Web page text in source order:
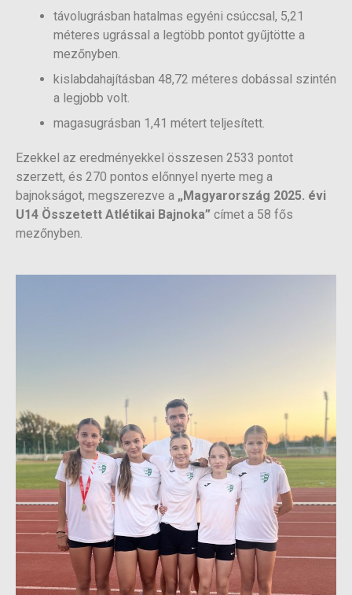
távolugrásban hatalmas egyéni csúccsal, 5,21
méteres ugrással a legtöbb pontot gyűjtötte a
mezőnyben.
kislabdahajításban 48,72 méteres dobással szintén
a legjobb volt.
magasugrásban 1,41 métert teljesített.
Ezekkel az eredményekkel összesen 2533 pontot
szerzett, és 270 pontos előnnyel nyerte meg a
bajnokságot, megszerezve a „Magyarország 2025. évi
U14 Összetett Atlétikai Bajnoka” címet a 58 fős
mezőnyben.